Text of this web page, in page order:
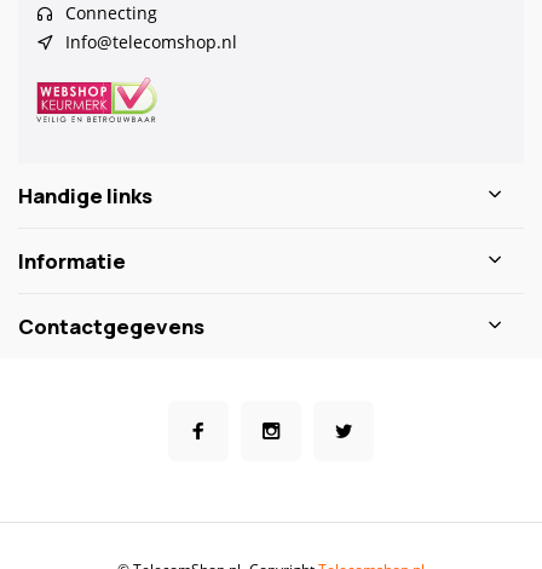
Connecting
Info@telecomshop.nl
Handige links
Informatie
Contactgegevens